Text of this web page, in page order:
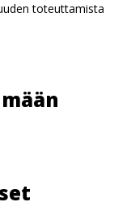
toteuttamista